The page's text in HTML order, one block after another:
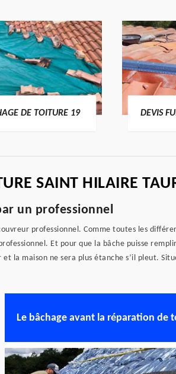
DE TOITURE 19 DEVIS
SAINT HILAIRE
un professionnel
professionnel. Comme toutes les
Et pour que la bâche puisse
la maison ne sera plus étanche s’il pleut.
Le bâchage avant la réparation de